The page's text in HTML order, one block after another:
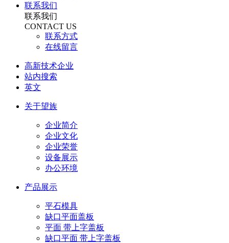
联系我们
联系我们
CONTACT US
联系方式
在线留言
高新技术企业
站内搜索
英文
关于望族
企业简介
企业文化
企业荣誉
设备展示
办公环境
产品展示
平石模具
缺口平面盖板
平面 带上字盖板
缺口平面 带上字盖板